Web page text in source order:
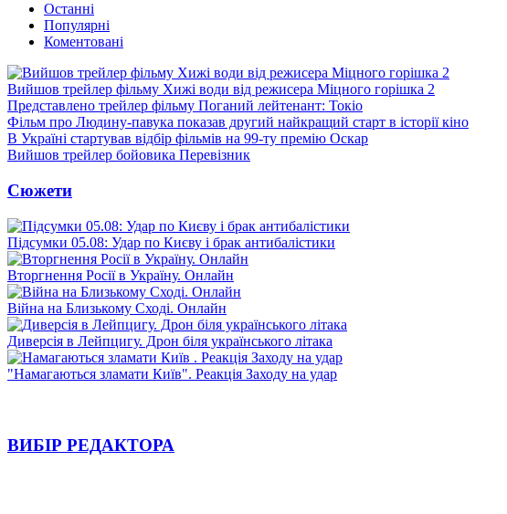
Останні
Популярні
Коментовані
Вийшов трейлер фільму Хижі води від режисера Міцного горішка 2
Представлено трейлер фільму Поганий лейтенант: Токіо
Фільм про Людину-павука показав другий найкращий старт в історії кіно
В Україні стартував відбір фільмів на 99-ту премію Оскар
Вийшов трейлер бойовика Перевізник
Сюжети
Підсумки 05.08: Удар по Києву і брак антибалістики
Вторгнення Росії в Україну. Онлайн
Війна на Близькому Сході. Онлайн
Диверсія в Лейпцигу. Дрон біля українського літака
"Намагаються зламати Київ". Реакція Заходу на удар
ВИБІР РЕДАКТОРА